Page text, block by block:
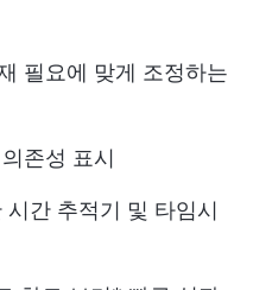
필요에 맞게 조정하는
존성 표시
간 추적기 및 타임시